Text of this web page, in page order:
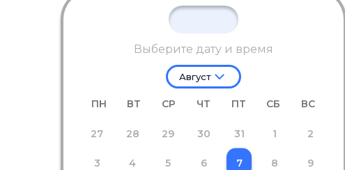
Выберите дату и время
Август
ПН ВТ СР ЧТ ПТ СБ ВС
27 28 29 30 31 1 2
3 4 5 6 7 8 9